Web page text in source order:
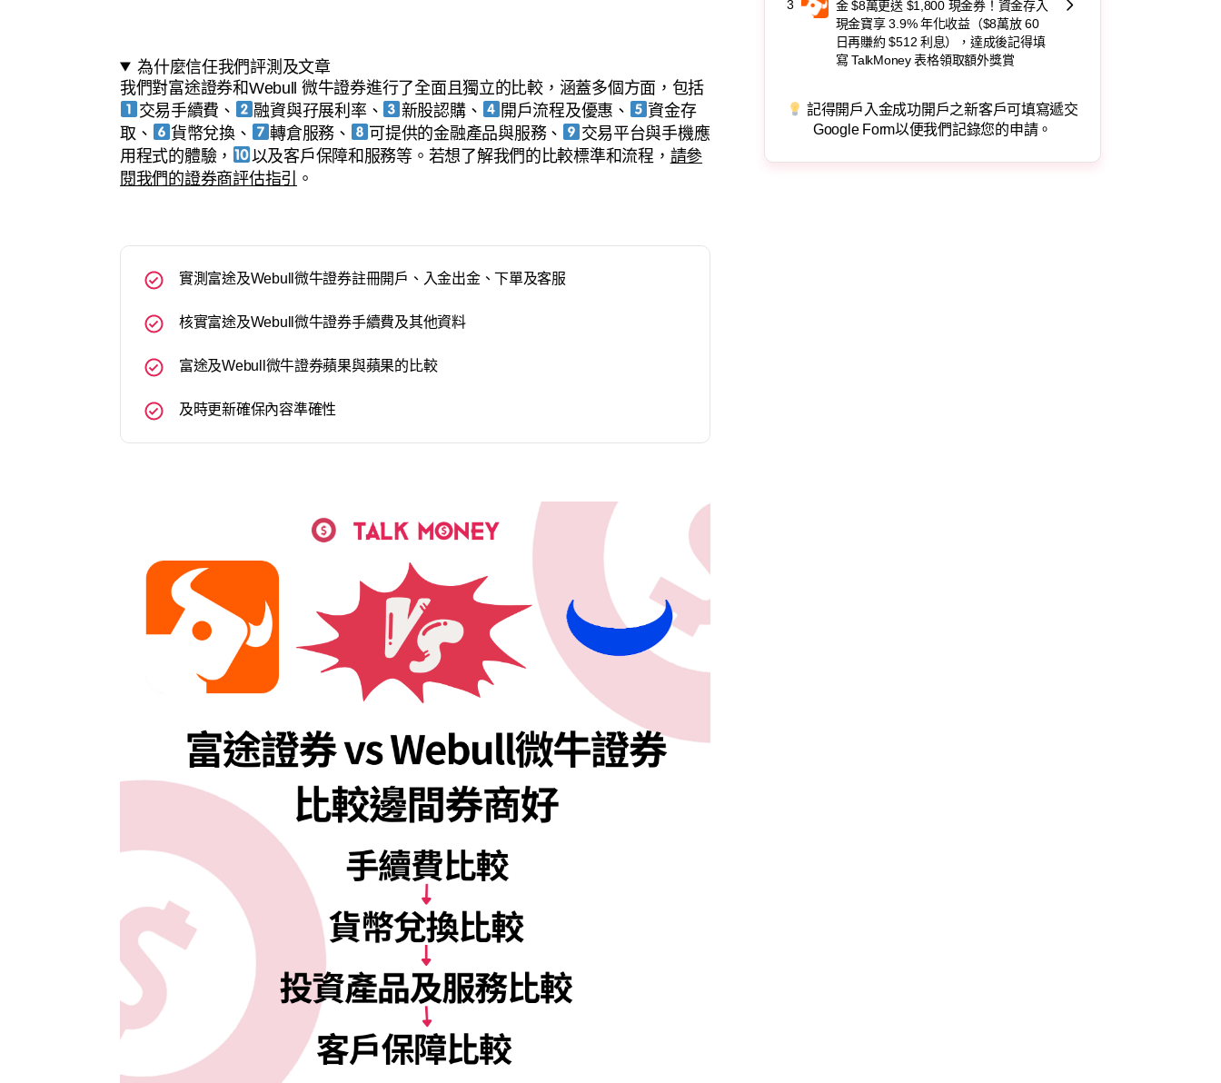
為什麼信任我們評測及文章
我們對富途證券和Webull 微牛證券進行了全面且獨立的比較，涵蓋多個方面，包括
交易手續費、
融資與孖展利率、 新股認購、 開戶流程及優惠、
資金存
取、
貨幣兌換、 轉倉服務、 可提供的金融產品與服務、
交易平台與手機應
用程式的體驗，
以及客戶保障和服務等。若想了解我們的比較標準和流程， 請參
閱我們的證券商評估指引
。
實測富途及Webull微牛證券註冊開戶、入金出金、下單及客服
核實富途及Webull微牛證券手續費及其他資料
富途及Webull微牛證券蘋果與蘋果的比較
及時更新確保內容準確性
3
金 $8萬更送 $1,800 現金券！資金存入
現金寶享 3.9% 年化收益（$8萬放 60
日再賺約 $512 利息），達成後記得填
寫 TalkMoney 表格領取額外獎賞
記得開戶入金成功開戶之新客戶可填寫遞交
Google Form以便我們記錄您的申請。